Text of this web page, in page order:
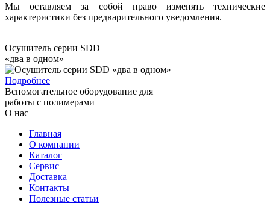
Мы оставляем за собой право изменять технические
характеристики без предварительного уведомления.
Осушитель серии SDD
«два в одном»
Подробнее
Вспомогательное оборудование для
работы с полимерами
О нас
Главная
О компании
Каталог
Сервис
Доставка
Контакты
Полезные статьи